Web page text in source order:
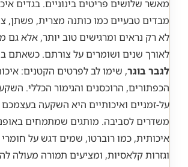
מאשר שלושים פריטים בינוניים. בגדים
מבדים טבעיים כמו כותנה מצרית, פשתן,
לא רק נראים ומרגישים טוב יותר, אלא גם
לאורך שנים ושומרים על צורתם. כשאתם
לגבר בוגר, שימו לב לפרטים הקטנים:
הכפתורים, הרוכסנים והגימור הכללי.
על-זמניים ואיכותיים היא השקעה
משדרים לסביבה. מותגים שמתמחים
איכותית, כמו רוברטו, שמים דגש על
וגזרות קלאסיות, ומציעים תמורה מעולה